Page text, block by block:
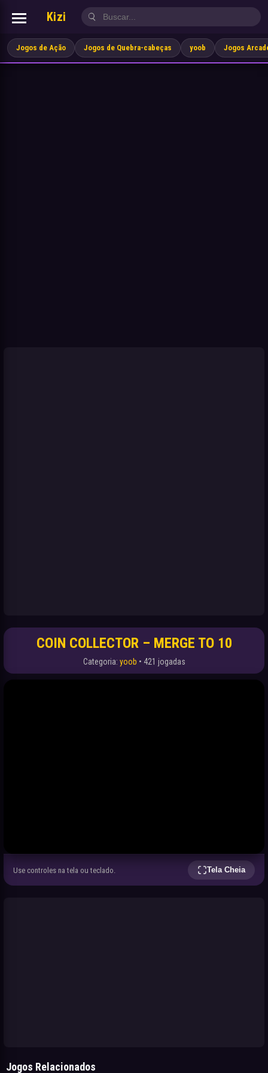
Kizi
Jogos de Ação Jogos de Quebra-cabeças yoob Jogos
COIN COLLECTOR – MERGE TO 10
Categoria: yoob • 421 jogadas
Use controles na tela ou teclado. Tela Cheia
Jogos Relacionados